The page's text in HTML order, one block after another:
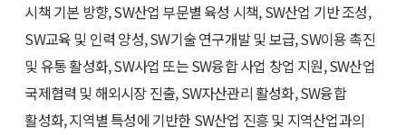
시책 기본 방향, SW산업 부문별 육성 시책, SW산업 기반 조성,
SW교육 및 인력 양성, SW기술 연구개발 및 보급, SW이용 촉진
및 유통 활성화, SW사업 또는 SW융합 사업 창업 지원, SW산업
국제협력 및 해외시장 진출, SW자산관리 활성화, SW융합
활성화, 지역별 특성에 기반한 SW산업 진흥 및 지역산업과의